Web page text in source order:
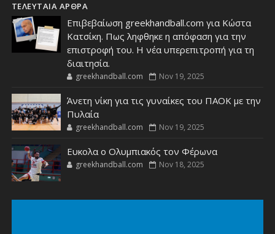
ΤΕΛΕΥΤΑΙΑ ΑΡΘΡΑ
Επιβεβαίωση greekhandball.com για Κώστα
Κατσίκη. Πως ληφθηκε η απόφαση για την
επιστροφή του. Η νέα υπερεπιτροπή για τη
διαιτησία.
greekhandball.com Nov 19, 2025
Άνετη νίκη για τις γυναίκες του ΠΑΟΚ με την
Πυλαία
greekhandball.com Nov 19, 2025
Ευκολα ο Ολυμπιακός τον Φέρωνα
greekhandball.com Nov 18, 2025